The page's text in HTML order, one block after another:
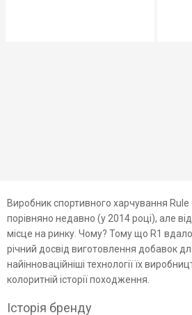
Виробник спортивного харчування
порівняно недавно (у 2014 році), але
місце на ринку. Чому? Тому що R1
річний досвід виготовлення добавок
найінноваційніші технології їх
колоритній історії походження.
Історія бренду